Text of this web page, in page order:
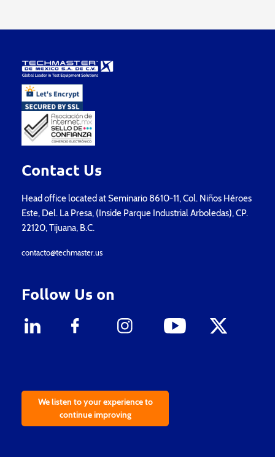
Contact Us
Head office located at Seminario 8610-11, Col. Niños Héroes
Este, Del. La Presa, (Inside Parque Industrial Arboledas), CP.
22120, Tijuana, B.C.
contacto@techmaster.us
Follow Us on
We listen to your experience to
continue improving